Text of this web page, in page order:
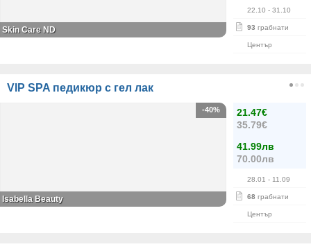
22.10 - 31.10
93 грабнати
Център
Skin Care ND
VIP SPA педикюр с гел лак
21.47€
35.79€
41.99лв
70.00лв
28.01 - 11.09
68 грабнати
Център
-40%
Isabella Beauty